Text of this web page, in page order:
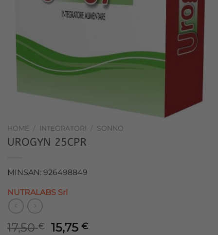
HOME / INTEGRATORI / SONNO
UROGYN 25CPR
MINSAN: 926498849
NUTRALABS Srl
17,50€
Il
15,75€Il